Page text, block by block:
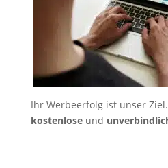
Ihr Werbeerfolg ist unser
kostenloseund